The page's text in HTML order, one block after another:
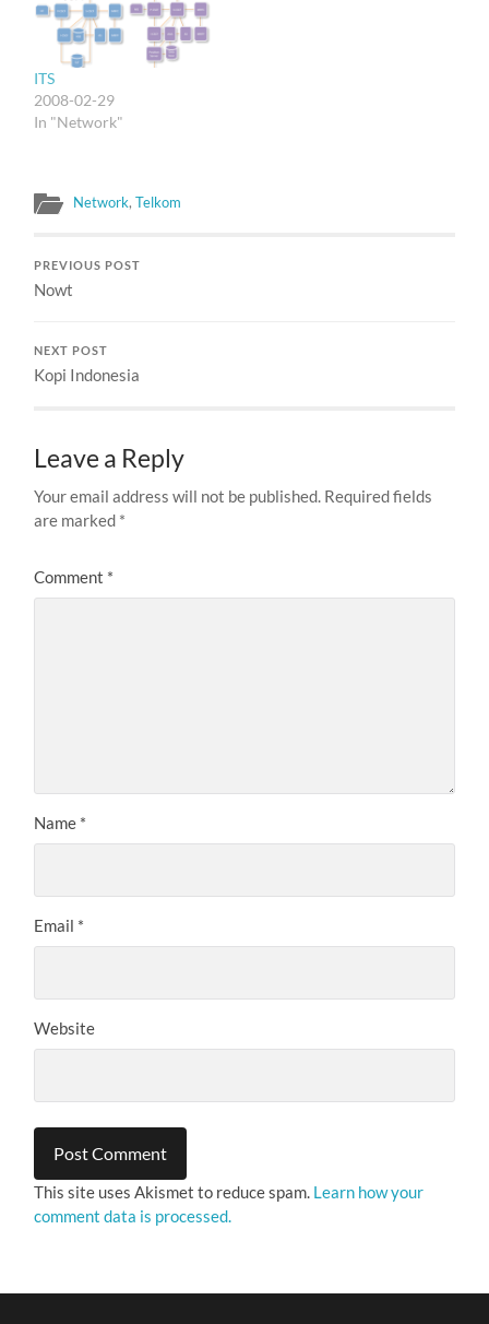
mengapa, tepatkah), baru
kemudian opini :). Hari ini
Tabloid Sinyal yang
memuat wawancara jarak
jauh ini mulai…
ITS
2008-02-29
In "Network"
Network,Telkom
PREVIOUS POST
Nowt
NEXT POST
Kopi Indonesia
Leave a Reply
Your email address will not be published. Required fields
are marked *
Comment *
Name *
Email *
Website
This site uses Akismet to reduce spam. Learn how your
comment data is processed.